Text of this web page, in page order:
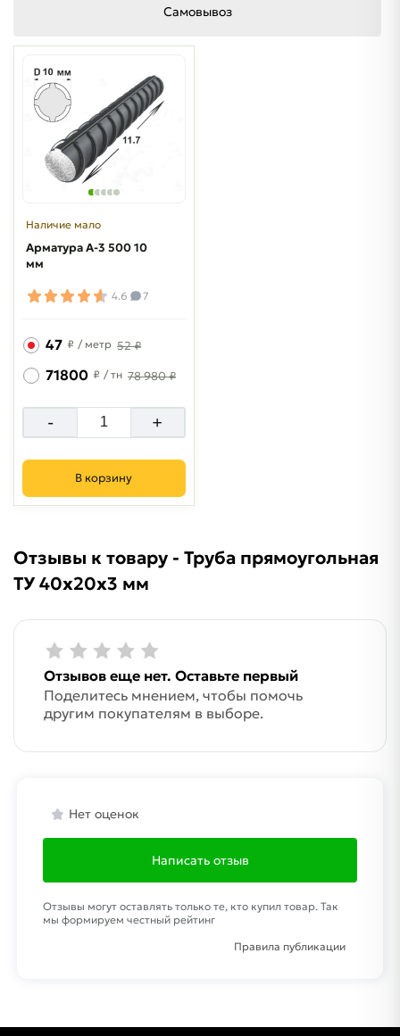
Самовывоз
Наличие мало
Арматура A-3 500 10
мм
4.6 7
47 ₽ / метр 52 ₽
71800 ₽ / тн 78 980 ₽
- +
В корзину
Отзывы к товару - Труба прямоугольная
ТУ 40х20х3 мм
Отзывов еще нет. Оставьте первый
Поделитесь мнением, чтобы помочь
другим покупателям в выборе.
Нет оценок
Написать отзыв
Отзывы могут оставлять только те, кто купил товар. Так
мы формируем честный рейтинг
Правила публикации